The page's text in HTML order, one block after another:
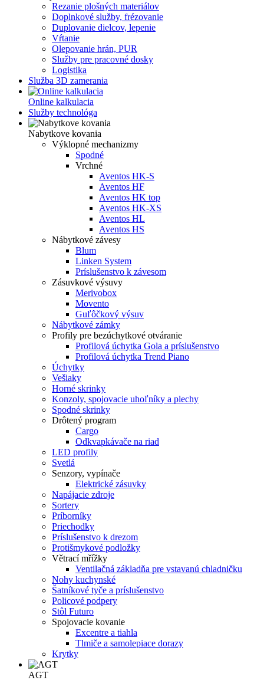
Rezanie plošných materiálov
Doplnkové služby, frézovanie
Duplovanie dielcov, lepenie
Vŕtanie
Olepovanie hrán, PUR
Služby pre pracovné dosky
Logistika
Služba 3D zamerania
Online kalkulacia
Služby technológa
Nabytkove kovania
Výklopné mechanizmy
Spodné
Vrchné
Aventos HK-S
Aventos HF
Aventos HK top
Aventos HK-XS
Aventos HL
Aventos HS
Nábytkové závesy
Blum
Linken System
Príslušenstvo k závesom
Zásuvkové výsuvy
Merivobox
Movento
Guľôčkový výsuv
Nábytkové zámky
Profily pre bezúchytkové otváranie
Profilová úchytka Gola a príslušenstvo
Profilová úchytka Trend Piano
Úchytky
Vešiaky
Horné skrinky
Konzoly, spojovacie uhoľníky a plechy
Spodné skrinky
Drôtený program
Cargo
Odkvapkávače na riad
LED profily
Svetlá
Senzory, vypínače
Elektrické zásuvky
Napájacie zdroje
Sortery
Príborníky
Priechodky
Príslušenstvo k drezom
Protišmykové podložky
Větrací mřížky
Ventilačná základňa pre vstavanú chladničku
Nohy kuchynské
Šatníkové tyče a príslušenstvo
Policové podpery
Stôl Futuro
Spojovacie kovanie
Excentre a tiahla
Tlmiče a samolepiace dorazy
Krytky
AGT